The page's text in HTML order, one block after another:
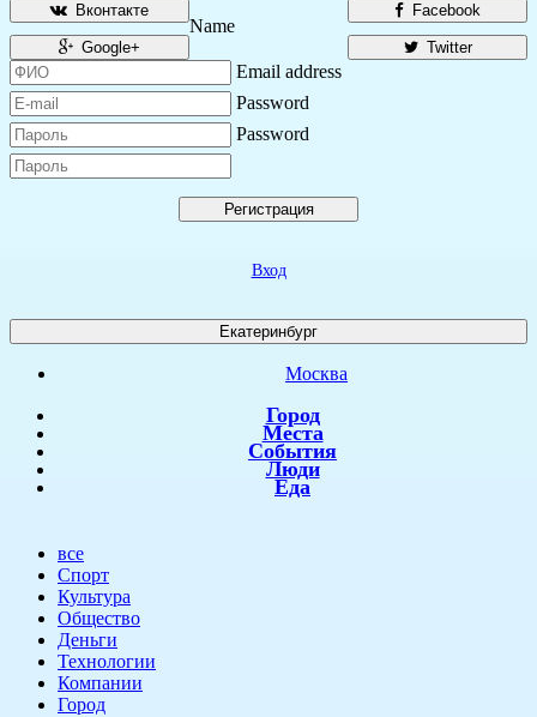
Facebook
Вконтакте
Twitter
Google+
Name
Email address
Password
Password
Регистрация
Вход
Екатеринбург
Москва
Город
Места
События
Люди
Еда
все
Спорт
Культура
Общество
Деньги
Технологии
Компании
Город